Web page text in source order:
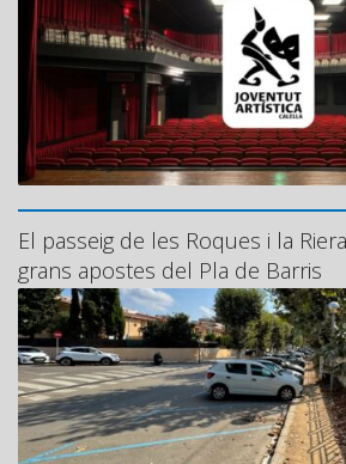
El passeig de les Roques i la
grans apostes del Pla de Barris